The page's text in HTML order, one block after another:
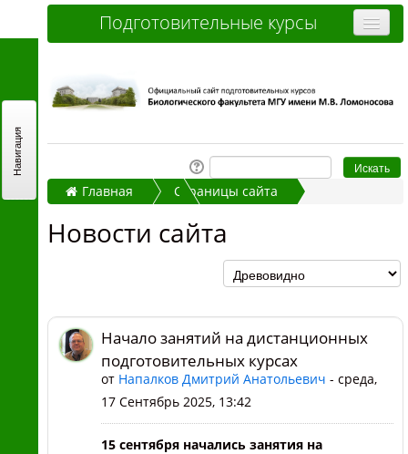
Подготовительные курсы
Дистанционные курсы
Как записаться и оплатить
Контакты
Часто задаваемые вопросы
Вы не вошли в систему (Вход)
Главная
Страницы сайта
Начало занятий на дистанционных
подготовительных к...
Новости сайта
Начало занятий на дистанционных
подготовительных курсах
от Напалков Дмитрий Анатольевич - среда,
17 Сентябрь 2025, 13:42
15 сентября начались занятия на
Навигация